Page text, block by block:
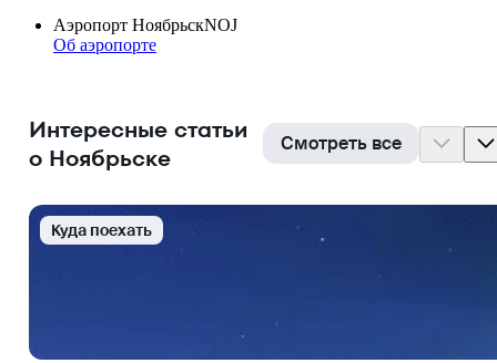
Аэропорт НоябрьскNOJ
Об аэропорте
Интересные статьи
о Ноябрьске
Смотреть все
Куда поехать